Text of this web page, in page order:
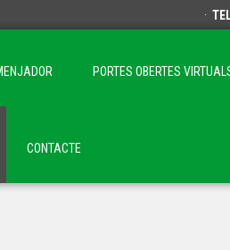
·
PORTES OBERTES
CONTACTE